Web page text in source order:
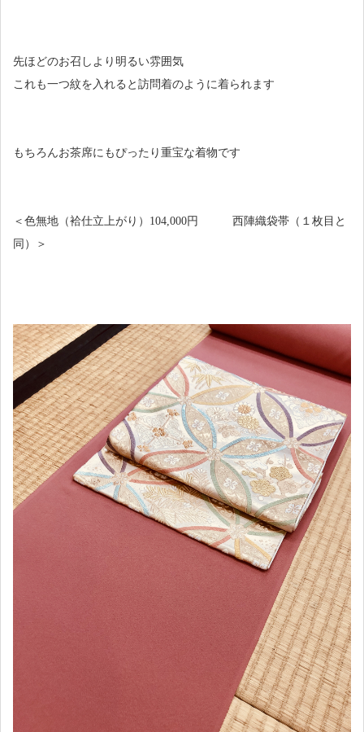
先ほどのお召しより明るい雰囲気
これも一つ紋を入れると訪問着のように着られます
もちろんお茶席にもぴったり重宝な着物です
＜色無地（袷仕立上がり）104,000円 西陣織袋帯（１枚目と
同）＞